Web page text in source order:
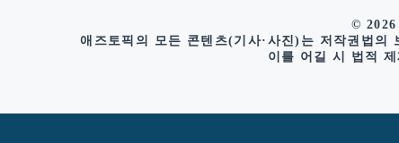
© 2026
애즈토픽의 모든 콘텐츠(기사·사진)는 저작권법
이를 어길 시 법적